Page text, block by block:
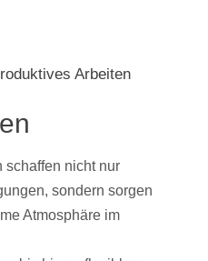
Arbeiten
schaffen nicht nur
sondern sorgen
Atmosphäre im